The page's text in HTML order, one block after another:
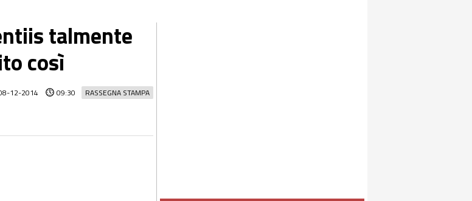
talmente
così
RASSEGNA STAMPA
12-2014 09:30